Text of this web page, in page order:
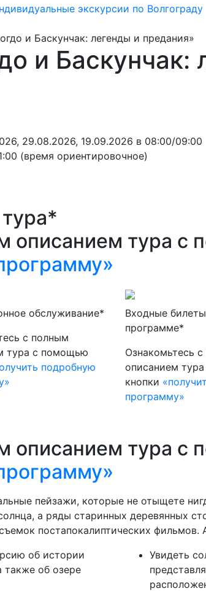
экскурсии по Волгограду
и Баскунчак: легенды и предания»
и Баскунчак:
29.08.2026, 19.09.2026 в 08:00/09:00
(время ориентировочное)
описанием тура с
обслуживание*
с полным
тура с помощью
подробную
Входные
программе*
Ознакомьтесь
описанием
кнопки
программу»
описанием тура с
пейзажи, которые не отыщете
а ряды старинных деревянных
постапокалиптических фильмов.
об истории
также об озере
Увидеть